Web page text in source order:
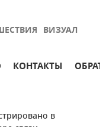
ВИЗУАЛ
КОНТАКТЫ
в